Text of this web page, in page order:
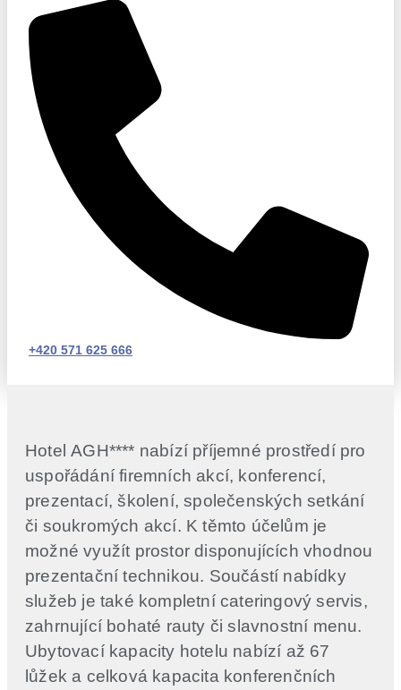
+420 571 625 666
Hotel AGH**** nabízí příjemné prostředí pro
uspořádání firemních akcí, konferencí,
prezentací, školení, společenských setkání
či soukromých akcí. K těmto účelům je
možné využít prostor disponujících vhodnou
prezentační technikou. Součástí nabídky
služeb je také kompletní cateringový servis,
zahrnující bohaté rauty či slavnostní menu.
Ubytovací kapacity hotelu nabízí až 67
lůžek a celková kapacita konferenčních